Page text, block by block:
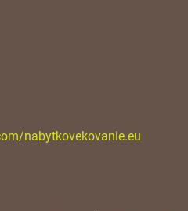
nabytkovekovanie.eu